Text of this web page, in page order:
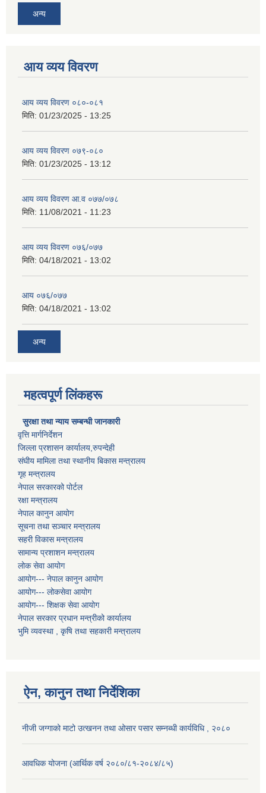
अन्य
आय व्यय विवरण
आय व्यय विवरण ०८०-०८१
मिति: 01/23/2025 - 13:25
आय व्यय विवरण ०७९-०८०
मिति: 01/23/2025 - 13:12
आय व्यय विवरण आ.व ०७७/०७८
मिति: 11/08/2021 - 11:23
आय व्यय विवरण ०७६/०७७
मिति: 04/18/2021 - 13:02
आय ०७६/०७७
मिति: 04/18/2021 - 13:02
अन्य
महत्वपूर्ण लिंकहरू
सुरक्षा तथा न्याय सम्बन्धी जानकारी
वृत्ति मार्गनिर्देशन
जिल्ला प्रशासन कार्यालय,रुपन्देही
संघीय मामिला तथा स्थानीय बिकास मन्त्रालय
गृह मन्त्रालय
नेपाल सरकारको पोर्टल
रक्षा मन्त्रालय
नेपाल कानुन आयोग
सूचना तथा सञ्चार मन्त्रालय
सहरी विकास मन्त्रालय
सामान्य प्रशाशन मन्त्रालय
लोक सेवा आयोग
आयोग--- नेपाल कानुन आयोग
आयोग--- लोकसेवा आयोग
आयोग--- शिक्षक सेवा आयोग
नेपाल सरकार प्रधान मन्त्रीको कार्यालय
भुमि व्यवस्था , कृषि तथा सहकारी मन्त्रालय
ऐन, कानुन तथा निर्देशिका
नीजी जग्गाको माटो उत्खनन तथा ओसार पसार सम्नब्धी कार्यविधि , २०८०
आवधिक योजना (आर्थिक वर्ष २०८०/८१-२०८४/८५)